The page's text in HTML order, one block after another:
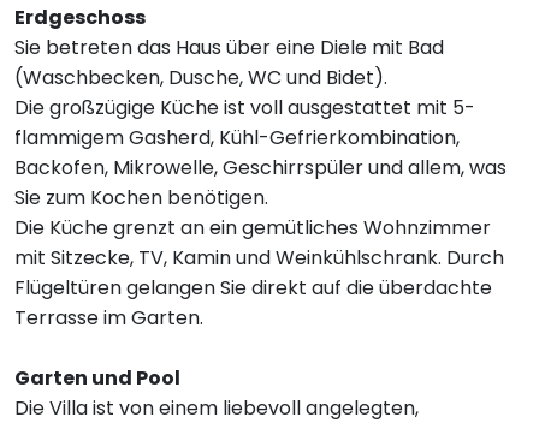
Erdgeschoss
Sie betreten das Haus über eine Diele mit Bad
(Waschbecken, Dusche, WC und Bidet).
Die großzügige Küche ist voll ausgestattet mit 5-
flammigem Gasherd, Kühl-Gefrierkombination,
Backofen, Mikrowelle, Geschirrspüler und allem, was
Sie zum Kochen benötigen.
Die Küche grenzt an ein gemütliches Wohnzimmer
mit Sitzecke, TV, Kamin und Weinkühlschrank. Durch
Flügeltüren gelangen Sie direkt auf die überdachte
Terrasse im Garten.
Garten und Pool
Die Villa ist von einem liebevoll angelegten,